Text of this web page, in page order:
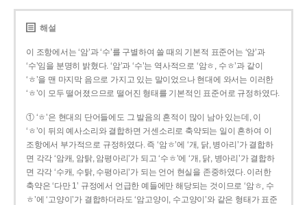
해설
이 조항에서는 ‘암’과 ‘수’를 구별하여 쓸 때의 기본적 표준어는 ‘암’과
‘수’임을 분명히 밝혔다. ‘암’과 ‘수’는 역사적으로 ‘암ㅎ, 수ㅎ’과 같이
‘ㅎ’을 맨 마지막 음으로 가지고 있는 말이었으나 현대에 와서는 이러한
‘ㅎ’이 모두 떨어졌으므로 떨어진 형태를 기본적인 표준어로 규정하였다.
① ‘ㅎ’은 현대의 단어들에도 그 발음의 흔적이 많이 남아 있는데, 이
‘ㅎ’이 뒤의 예사소리와 결합하면 거센소리로 축약되는 일이 흔하여 이
조항에서 부가적으로 규정하였다. 즉 ‘암ㅎ’에 ‘개, 닭, 병아리’가 결합하
면 각각 ‘암캐, 암탉, 암평아리’가 되고 ‘수ㅎ’에 ‘개, 닭, 병아리’가 결합하
면 각각 ‘수캐, 수탉, 수평아리’가 되는 언어 현실을 존중하였다. 이러한
축약은 ‘다만 1’ 규정에서 언급한 예들에만 해당되는 것이므로 ‘암ㅎ, 수
ㅎ’에 ‘고양이’가 결합하더라도 ‘암고양이, 수고양이’와 같은 형태가 표준